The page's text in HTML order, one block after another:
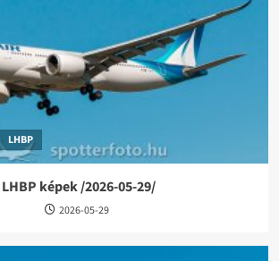
LHBP
LHBP képek /2026-05-29/
2026-05-29